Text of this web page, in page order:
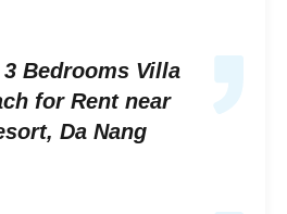
Bedrooms Villa
for Rent near
Da Nang